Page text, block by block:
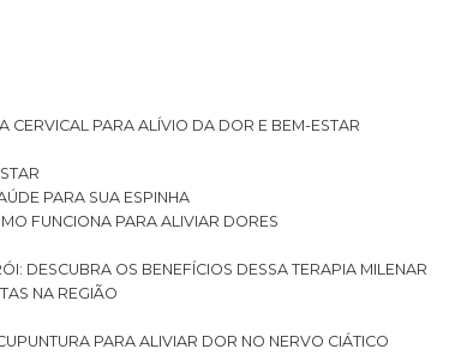
CERVICAL PARA ALÍVIO DA DOR E BEM-ESTAR
PARA SUA ESPINHA
FUNCIONA PARA ALIVIAR DORES
DESCUBRA OS BENEFÍCIOS DESSA TERAPIA MILENAR
NA REGIÃO
PARA ALIVIAR DOR NO NERVO CIÁTICO